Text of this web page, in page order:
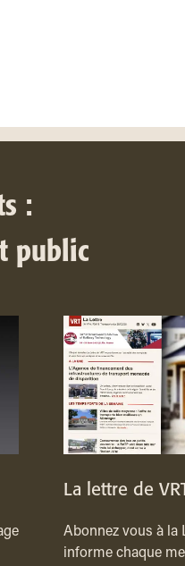
:
public
La lettre de
Abonnez vous à la
informe chaque